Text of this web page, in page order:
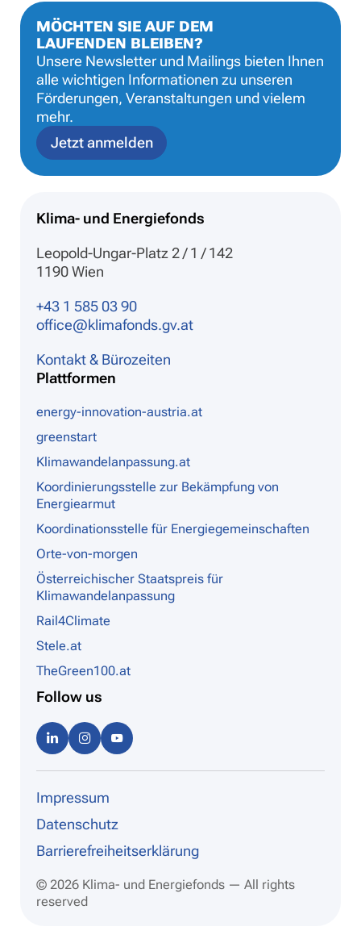
MÖCHTEN SIE AUF DEM
LAUFENDEN BLEIBEN?
Unsere Newsletter und Mailings bieten Ihnen
alle wichtigen Informationen zu unseren
Förderungen, Veranstaltungen und vielem
mehr.
Jetzt anmelden
Klima- und Energiefonds
Leopold-Ungar-Platz 2 / 1 / 142
1190 Wien
+43 1 585 03 90
office@klimafonds.gv.at
Kontakt & Bürozeiten
Plattformen
energy-innovation-austria.at
greenstart
Klimawandelanpassung.at
Koordinierungsstelle zur Bekämpfung von
Energiearmut
Koordinationsstelle für Energiegemeinschaften
Orte-von-morgen
Österreichischer Staatspreis für
Klimawandelanpassung
Rail4Climate
Stele.at
TheGreen100.at
Follow us
Linke
dIn
Instag
ram be
Impressum
Datenschutz
Barrierefreiheitserklärung
© 2026 Klima- und Energiefonds — All rights
reserved